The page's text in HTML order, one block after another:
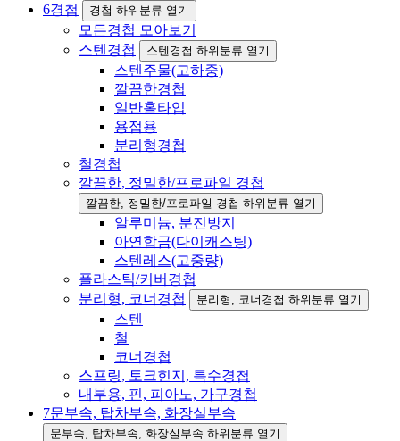
6경첩 경첩 하위분류 열기
모든경첩 모아보기
스텐경첩
스텐경첩 하위분류 열기
스텐주물(고하중)
깔끔한경첩
일반홀타입
용접용
분리형경첩
철경첩
깔끔한, 정밀한/프로파일 경첩
깔끔한, 정밀한/프로파일 경첩 하위분류 열기
알루미늄, 분진방지
아연합금(다이캐스팅)
스텐레스(고중량)
플라스틱/커버경첩
분리형, 코너경첩
분리형, 코너경첩 하위분류 열기
스텐
철
코너경첩
스프링, 토크힌지, 특수경첩
내부용, 핀, 피아노, 가구경첩
7문부속, 탑차부속, 화장실부속
문부속, 탑차부속, 화장실부속 하위분류 열기